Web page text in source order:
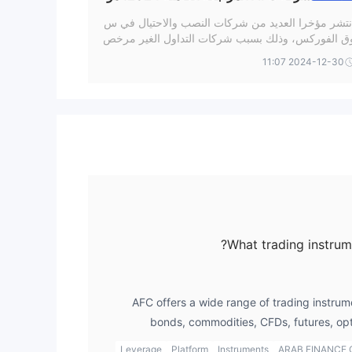
أم احتيال؟
مؤخرا العديد من شركات النصب والاحتيال في س
الفوركس، وذلك بسبب شركات التداول الغير مرخص
2024-12-30 11:07
What trading
AFC offers a wide range of trading
bonds, commodities, CFDs, futures,
However,
ARAB FINANCE
Instruments
Platform
Leverage